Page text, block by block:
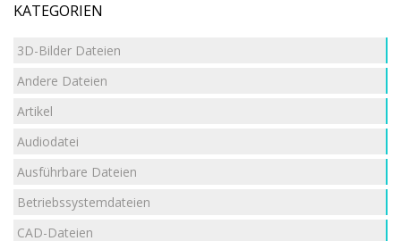
KATEGORIEN
3D-Bilder Dateien
Andere Dateien
Artikel
Audiodatei
Ausführbare Dateien
Betriebssystemdateien
CAD-Dateien